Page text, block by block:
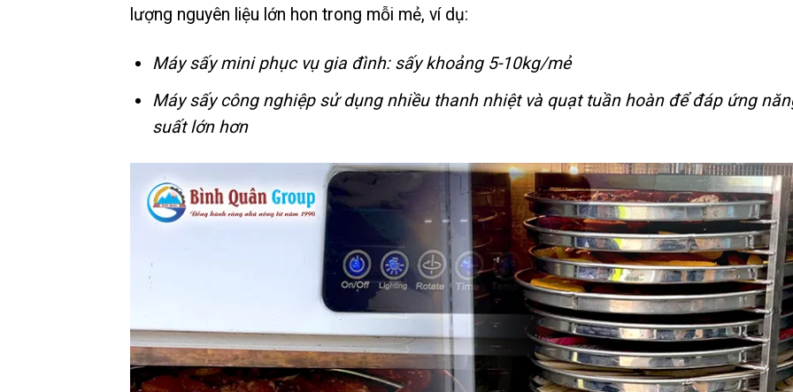
lượng nguyên liệu lớn hon trong mỗi mẻ, ví dụ:
Máy sấy mini phục vụ gia đình: sấy khoảng 5-10kg/mẻ
Máy sấy công nghiệp sử dụng nhiều thanh nhiệt và quạt tuần hoàn để đáp ứng
suất lớn hơn